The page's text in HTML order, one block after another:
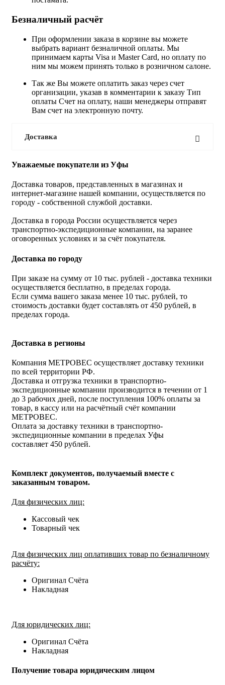
Безналичный расчёт
При оформлении заказа в корзине вы можете
выбрать вариант безналичной оплаты. Мы
принимаем карты Visa и Master Card, но оплату по
ним мы можем принять только в розничном салоне.
Так же Вы можете оплатить заказ через счет
организации, указав в комментарии к заказу Тип
оплаты Счет на оплату, наши менеджеры отправят
Вам счет на электронную почту.
Доставка
Уважаемые покупатели из Уфы
Доставка товаров, представленных в магазинах и
интернет-магазине нашей компании, осуществляется по
городу - собственной службой доставки.
Доставка в города России осуществляется через
транспортно-экспедиционные компании, на заранее
оговоренных условиях и за счёт покупателя.
Доставка по городу
При заказе на сумму от 10 тыс. рублей - доставка техники
осуществляется бесплатно, в пределах города.
Если сумма вашего заказа менее 10 тыс. рублей, то
стоимость доставки будет составлять от 450 рублей, в
пределах города.
Доставка в регионы
Компания МЕТРОВЕС осуществляет доставку техники
по всей территории РФ.
Доставка и отгрузка техники в транспортно-
экспедиционные компании производится в течении от 1
до 3 рабочих дней, после поступления 100% оплаты за
товар, в кассу или на расчётный счёт компании
МЕТРОВЕС.
Оплата за доставку техники в транспортно-
экспедиционные компании в пределах Уфы
составляет 450 рублей.
Комплект документов, получаемый вместе с
заказанным товаром.
Для физических лиц:
Кассовый чек
Товарный чек
Для физических лиц оплативших товар по безналичному
расчёту:
Оригинал Счёта
Накладная
Для юридических лиц:
Оригинал Счёта
Накладная
Получение товара юридическим лицом